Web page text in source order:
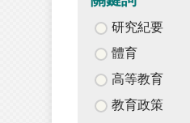
研究紀要
體育
高等教育
教育政策